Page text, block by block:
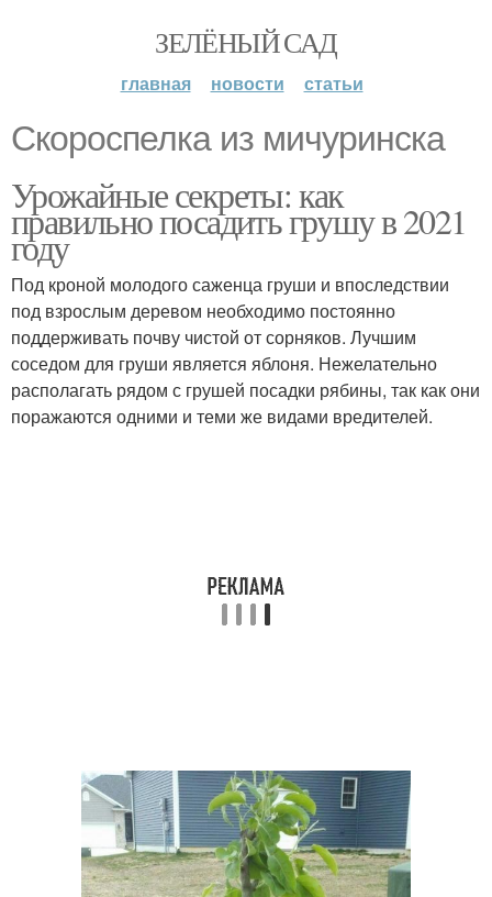
ЗЕЛЁНЫЙ САД
главная новости статьи
Скороспелка из мичуринска
Урожайные секреты: как
правильно посадить грушу в 2021
году
Под кроной молодого саженца груши и впоследствии
под взрослым деревом необходимо постоянно
поддерживать почву чистой от сорняков. Лучшим
соседом для груши является яблоня. Нежелательно
располагать рядом с грушей посадки рябины, так как они
поражаются одними и теми же видами вредителей.